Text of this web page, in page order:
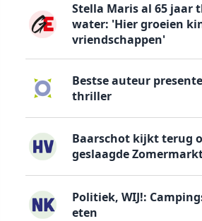
Stella Maris al 65 jaar
water: 'Hier groeien
vriendschappen'
Bestse auteur
thriller
Baarschot kijkt terug
geslaagde
Politiek, WIJ!:
eten